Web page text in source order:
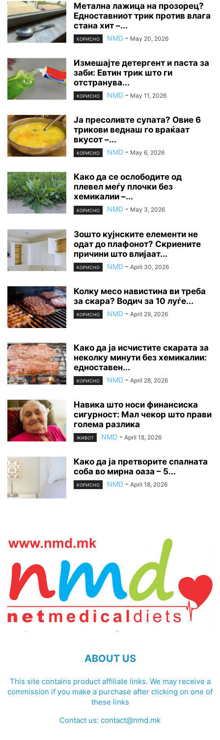
Метална лажица на прозорец?
Едноставниот трик против влага
стана хит –...
КОРИСНО NMD - May 20, 2026
Измешајте детергент и паста за
заби: Евтин трик што ги
отстранува...
КОРИСНО NMD - May 11, 2026
Ја пресоливте супата? Овие 6
трикови веднаш го враќаат
вкусот –...
КОРИСНО NMD - May 6, 2026
Како да се ослободите од
плевел меѓу плочки без
хемикалии –...
КОРИСНО NMD - May 3, 2026
Зошто кујнските елементи не
одат до плафонот? Скриените
причини што влијаат...
КОРИСНО NMD - April 30, 2026
Колку месо навистина ви треба
за скара? Водич за 10 луѓе...
КОРИСНО NMD - April 29, 2026
Како да ја исчистите скарата за
неколку минути без хемикалии:
едноставен...
КОРИСНО NMD - April 28, 2026
Навика што носи финансиска
сигурност: Мал чекор што прави
голема разлика
ЖИВОТ NMD - April 18, 2026
Како да ја претворите спалната
соба во мирна оаза – 5...
КОРИСНО NMD - April 18, 2026
ABOUT US
This site contains product affiliate links. We may receive a
commission if you make a purchase after clicking on one of
these links
Contact us: contact@nmd.mk